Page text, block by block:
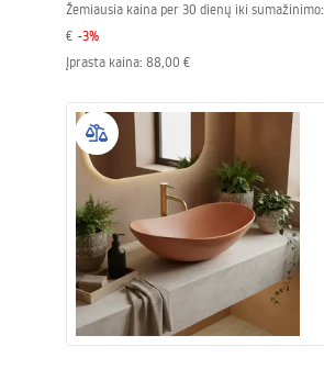
Žemiausia kaina per 30 dienų iki sumažinimo:
€ -3%
Įprasta kaina: 88,00 €